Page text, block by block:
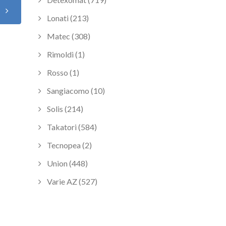
Lonati (213)
Matec (308)
Rimoldi (1)
Rosso (1)
Sangiacomo (10)
Solis (214)
Takatori (584)
Tecnopea (2)
Union (448)
Varie AZ (527)